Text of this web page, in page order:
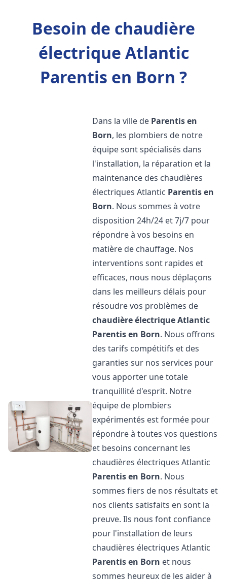
Besoin de chaudière
électrique Atlantic
Parentis en Born ?
Dans la ville de Parentis en
Born, les plombiers de notre
équipe sont spécialisés dans
l'installation, la réparation et la
maintenance des chaudières
électriques Atlantic Parentis en
Born. Nous sommes à votre
disposition 24h/24 et 7j/7 pour
répondre à vos besoins en
matière de chauffage. Nos
interventions sont rapides et
efficaces, nous nous déplaçons
dans les meilleurs délais pour
résoudre vos problèmes de
chaudière électrique Atlantic
Parentis en Born. Nous offrons
des tarifs compétitifs et des
garanties sur nos services pour
vous apporter une totale
tranquillité d'esprit. Notre
équipe de plombiers
expérimentés est formée pour
répondre à toutes vos questions
et besoins concernant les
chaudières électriques Atlantic
Parentis en Born. Nous
sommes fiers de nos résultats et
nos clients satisfaits en sont la
preuve. Ils nous font confiance
pour l'installation de leurs
chaudières électriques Atlantic
Parentis en Born et nous
sommes heureux de les aider à